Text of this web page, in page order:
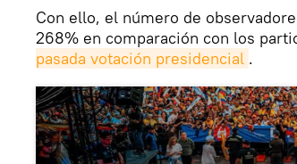
Con ello, el número de
268% en comparación con los
pasada votación presidencial .